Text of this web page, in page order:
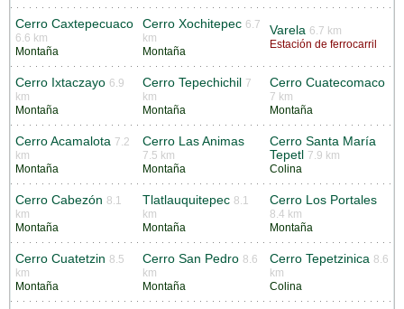
Cerro Caxtepecuaco
6.6 km
Montaña
Cerro Xochitepec 6.7
km
Montaña
Varela 6.7 km
Estación de ferrocarril
Cerro Ixtaczayo 6.9
km
Montaña
Cerro Tepechichil
7
km
Montaña
Cerro Cuatecomaco
7 km
Montaña
Cerro Acamalota 7.2
km
Montaña
Cerro Las Animas
7.5 km
Montaña
Cerro Santa María
Tepetl
7.9 km
Colina
Cerro Cabezón 8.1
km
Montaña
Tlatlauquitepec 8.1
km
Montaña
Cerro Los Portales
8.4 km
Montaña
Cerro Cuatetzin 8.5
km
Montaña
Cerro San Pedro 8.6
km
Montaña
Cerro Tepetzinica 8.6
km
Colina